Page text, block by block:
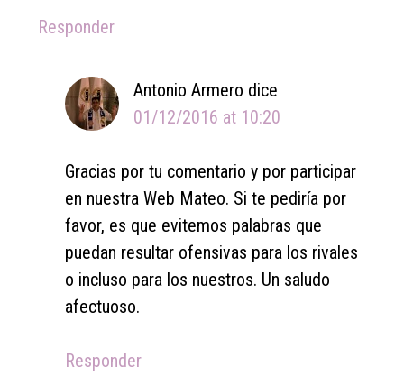
Responder
Antonio Armero dice
01/12/2016 at 10:20
Gracias por tu comentario y por participar
en nuestra Web Mateo. Si te pediría por
favor, es que evitemos palabras que
puedan resultar ofensivas para los rivales
o incluso para los nuestros. Un saludo
afectuoso.
Responder